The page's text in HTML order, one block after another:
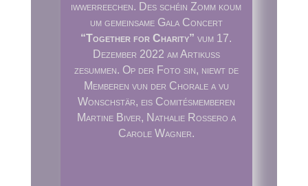
iwwerreechen. Des schéin Zomm koum
um gemeinsame Gala Concert
“Together for Charity” vum 17.
Dezember 2022 am Artikuss
zesummen. Op der Foto sin, niewt de
Memberen vun der Chorale a vu
Wonschstär, eis Comitésmemberen
Martine Biver, Nathalie Rossero a
Carole Wagner.